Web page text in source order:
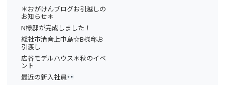
＊おがけんブログお引越しの
お知らせ＊
N様邸が完成しました！
総社市清音上中島☆B様邸お
引渡し
広谷モデルハウス＊秋のイベ
ント
最近の新入社員